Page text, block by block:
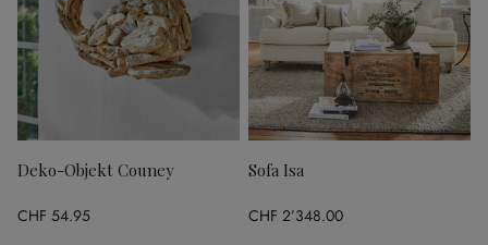
Deko-Objekt Couney
CHF 54.95
Sofa Isa
CHF 2’348.00